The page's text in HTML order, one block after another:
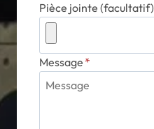
Pièce jointe (facultatif)
Message *